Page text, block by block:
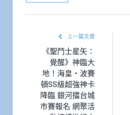
上一篇文章
《聖鬥士星矢：
覺醒》神臨大
地！海皇‧波賽
頓SS級超強神卡
降臨 銀河擂台城
市賽報名 網聚活